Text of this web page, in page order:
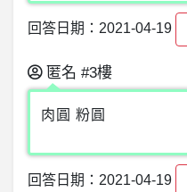
回答日期：2021-04-19
匿名 #3樓
肉圓 粉圓
回答日期：2021-04-19